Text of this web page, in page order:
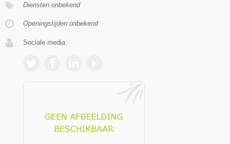
Diensten onbekend
Openingstijden onbekend
Sociale media: